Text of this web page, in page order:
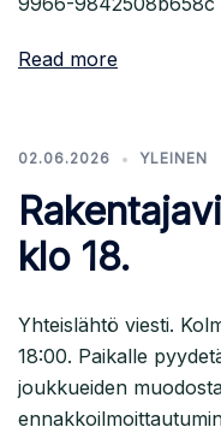
Read more
02.06.2026 YLEINEN
klo 18.
Yhteislähtö viesti.
18:00. Paikalle
joukkueiden